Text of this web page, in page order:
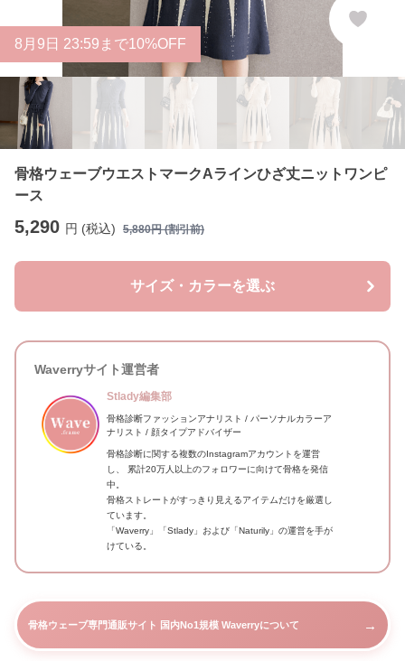
8 月 9 日 23:59まで10%OFF
骨格ウェーブウエストマークAラインひざ丈ニットワンピ
ース
5,290 円 (税込) 5,880円 (割引前)
サイズ・カラーを選ぶ
Waverryサイト運営者
Stlady編集部
骨格診断ファッションアナリスト / パーソナルカラーア
ナリスト / 顔タイプアドバイザー
骨格診断に関する複数のInstagramアカウントを運営
し、 累計20万人以上のフォロワーに向けて骨格を発信
中。
骨格ストレートがすっきり見えるアイテムだけを厳選し
ています。
「Waverry」「Stlady」および「Naturily」の運営を手が
けている。
骨格ウェーブ専門通販サイト 国内No1規模 Waverryについて →